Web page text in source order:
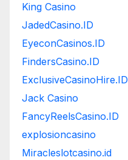
King Casino
JadedCasino.ID
EyeconCasinos.ID
FindersCasino.ID
ExclusiveCasinoHire.ID
Jack Casino
FancyReelsCasino.ID
explosioncasino
Miracleslotcasino.id